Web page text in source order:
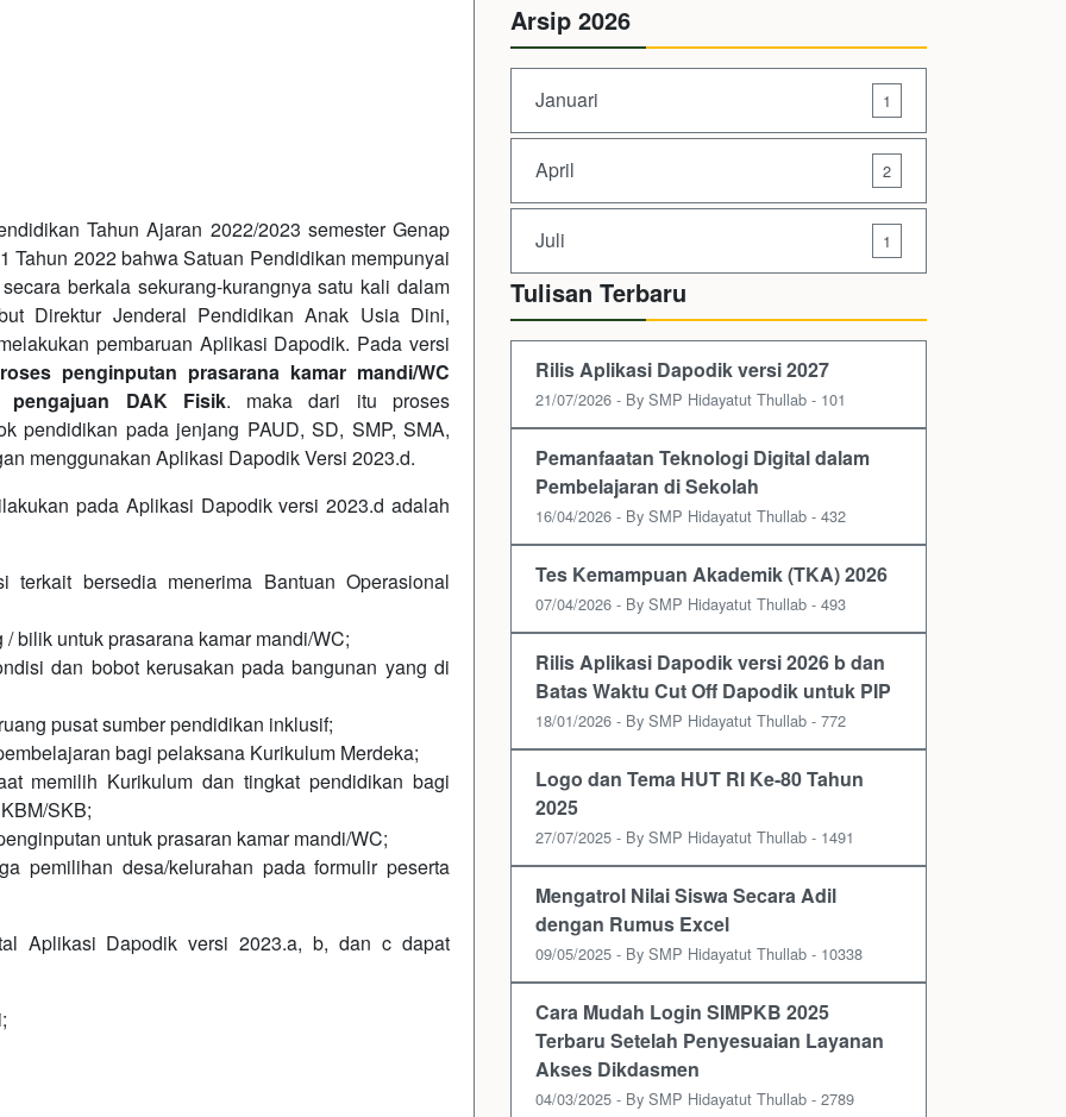
Tahun Ajaran 2022/2023 semester Genap
Tahun 2022 bahwa Satuan Pendidikan mempunyai
berkala sekurang-kurangnya satu kali dalam
Direktur Jenderal Pendidikan Anak Usia Dini,
pembaruan Aplikasi Dapodik. Pada versi
penginputan prasarana kamar mandi/WC
pengajuan DAK Fisik. maka dari itu proses
pendidikan pada jenjang PAUD, SD, SMP, SMA,
menggunakan Aplikasi Dapodik Versi 2023.d.
pada Aplikasi Dapodik versi 2023.d adalah
terkait bersedia menerima Bantuan Operasional
bilik untuk prasarana kamar mandi/WC;
dan bobot kerusakan pada bangunan yang di
pusat sumber pendidikan inklusif;
bagi pelaksana Kurikulum Merdeka;
memilih Kurikulum dan tingkat pendidikan bagi
SKB;
untuk prasaran kamar mandi/WC;
pemilihan desa/kelurahan pada formulir peserta
Aplikasi Dapodik versi 2023.a, b, dan c dapat
;
Arsip 2026
Januari 1
April 2
Juli 1
Tulisan Terbaru
Rilis Aplikasi Dapodik versi 2027
21/07/2026 - By SMP Hidayatut Thullab - 101
Pemanfaatan Teknologi Digital dalam
Pembelajaran di Sekolah
16/04/2026 - By SMP Hidayatut Thullab - 432
Tes Kemampuan Akademik (TKA) 2026
07/04/2026 - By SMP Hidayatut Thullab - 493
Rilis Aplikasi Dapodik versi 2026 b dan
Batas Waktu Cut Off Dapodik untuk PIP
18/01/2026 - By SMP Hidayatut Thullab - 772
Logo dan Tema HUT RI Ke-80 Tahun
2025
27/07/2025 - By SMP Hidayatut Thullab - 1491
Mengatrol Nilai Siswa Secara Adil
dengan Rumus Excel
09/05/2025 - By SMP Hidayatut Thullab - 10338
Cara Mudah Login SIMPKB 2025
Terbaru Setelah Penyesuaian Layanan
Akses Dikdasmen
04/03/2025 - By SMP Hidayatut Thullab - 2789